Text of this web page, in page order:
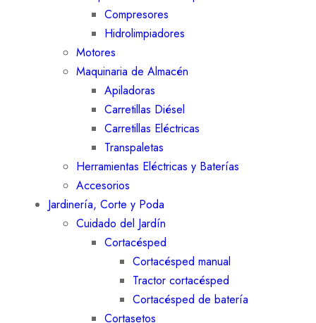
Compresores
Hidrolimpiadores
Motores
Maquinaria de Almacén
Apiladoras
Carretillas Diésel
Carretillas Eléctricas
Transpaletas
Herramientas Eléctricas y Baterías
Accesorios
Jardinería, Corte y Poda
Cuidado del Jardín
Cortacésped
Cortacésped manual
Tractor cortacésped
Cortacésped de batería
Cortasetos